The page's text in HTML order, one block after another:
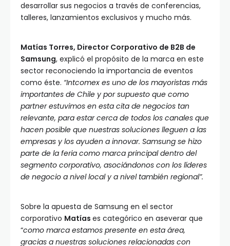
desarrollar sus negocios a través de conferencias,
talleres, lanzamientos exclusivos y mucho más.
Matías Torres, Director Corporativo de B2B de
Samsung, explicó el propósito de la marca en este
sector reconociendo la importancia de eventos
como éste. “Intcomex es uno de los mayoristas más
importantes de Chile y por supuesto que como
partner estuvimos en esta cita de negocios tan
relevante, para estar cerca de todos los canales que
hacen posible que nuestras soluciones lleguen a las
empresas y los ayuden a innovar. Samsung se hizo
parte de la feria como marca principal dentro del
segmento corporativo, asociándonos con los líderes
de negocio a nivel local y a nivel también regional”.
Sobre la apuesta de Samsung en el sector
corporativo Matías es categórico en aseverar que
“como marca estamos presente en esta área,
gracias a nuestras soluciones relacionadas con